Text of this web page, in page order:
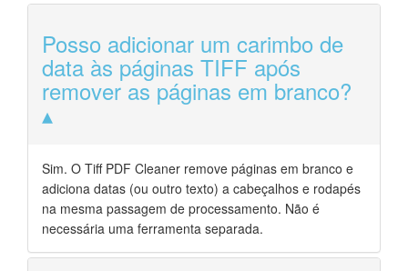
Posso adicionar um carimbo de
data às páginas TIFF após
remover as páginas em branco?
Sim. O Tiff PDF Cleaner remove páginas em branco e
adiciona datas (ou outro texto) a cabeçalhos e rodapés
na mesma passagem de processamento. Não é
necessária uma ferramenta separada.